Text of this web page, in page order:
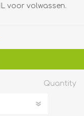
voor volwassen.
Quantity